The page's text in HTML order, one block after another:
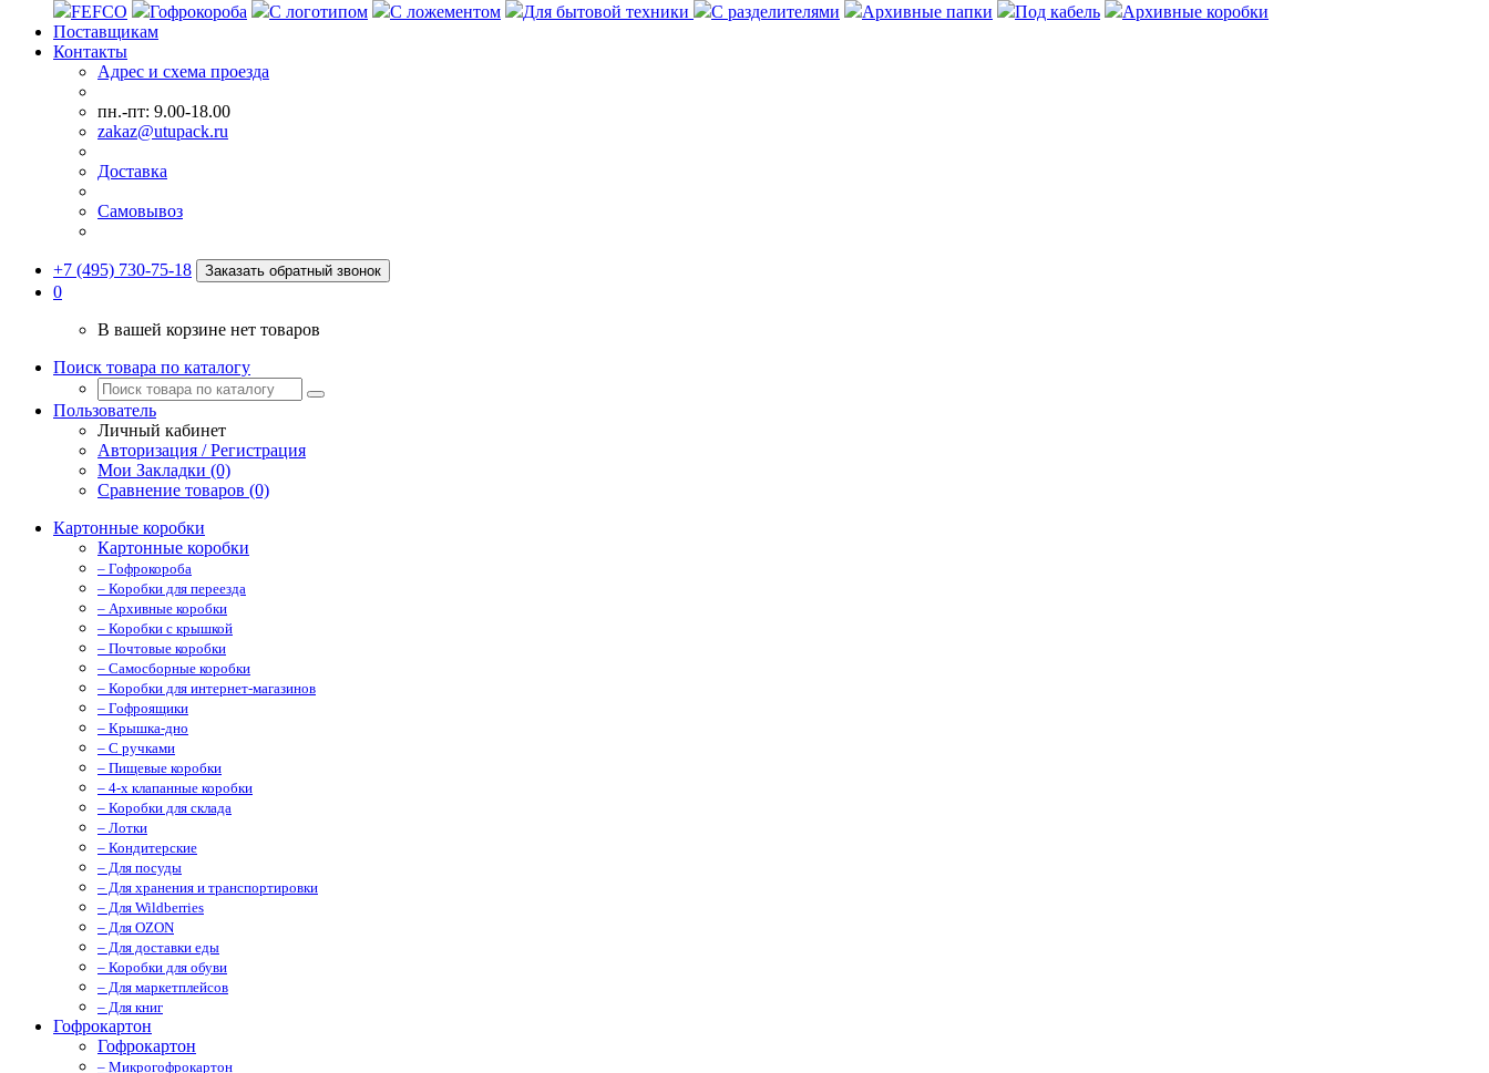
FEFCO
Гофрокороба С логотипом С ложементом Для бытовой техники С разделителями Архивные папки Под кабель
Архивные коробки
Поставщикам
Контакты
Адрес и схема проезда
пн.-пт: 9.00-18.00
zakaz@utupack.ru
Доставка
Самовывоз
+7 (495) 730-75-18 Заказать обратный звонок
0
В вашей корзине нет товаров
Поиск товара по каталогу
Пользователь
Личный кабинет
Авторизация / Регистрация
Мои Закладки (0)
Сравнение товаров (0)
Картонные коробки
Картонные коробки
– Гофрокороба
– Коробки для переезда
– Архивные коробки
– Коробки с крышкой
– Почтовые коробки
– Самосборные коробки
– Коробки для интернет-магазинов
– Гофроящики
– Крышка-дно
– С ручками
– Пищевые коробки
– 4-х клапанные коробки
– Коробки для склада
– Лотки
– Кондитерские
– Для посуды
– Для хранения и транспортировки
– Для Wildberries
– Для OZON
– Для доставки еды
– Коробки для обуви
– Для маркетплейсов
– Для книг
Гофрокартон
Гофрокартон
– Микрогофрокартон